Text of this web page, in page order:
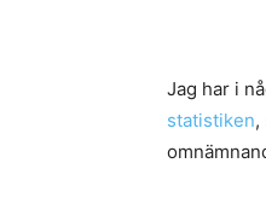
Jag har i
statistiken,